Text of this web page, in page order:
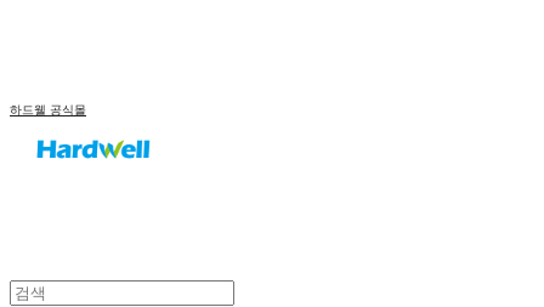
하드웰 공식몰